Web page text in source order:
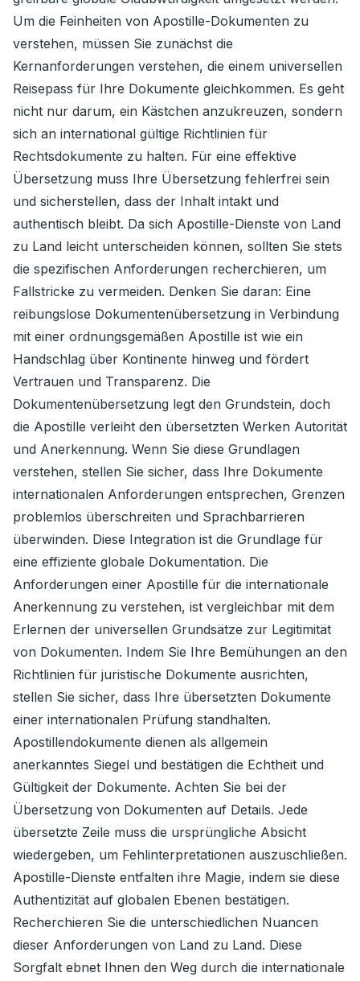
Um die Feinheiten von Apostille-Dokumenten zu
verstehen, müssen Sie zunächst die
Kernanforderungen verstehen, die einem universellen
Reisepass für Ihre Dokumente gleichkommen. Es geht
nicht nur darum, ein Kästchen anzukreuzen, sondern
sich an international gültige Richtlinien für
Rechtsdokumente zu halten. Für eine effektive
Übersetzung muss Ihre Übersetzung fehlerfrei sein
und sicherstellen, dass der Inhalt intakt und
authentisch bleibt. Da sich Apostille-Dienste von Land
zu Land leicht unterscheiden können, sollten Sie stets
die spezifischen Anforderungen recherchieren, um
Fallstricke zu vermeiden. Denken Sie daran: Eine
reibungslose Dokumentenübersetzung in Verbindung
mit einer ordnungsgemäßen Apostille ist wie ein
Handschlag über Kontinente hinweg und fördert
Vertrauen und Transparenz. Die
Dokumentenübersetzung legt den Grundstein, doch
die Apostille verleiht den übersetzten Werken Autorität
und Anerkennung. Wenn Sie diese Grundlagen
verstehen, stellen Sie sicher, dass Ihre Dokumente
internationalen Anforderungen entsprechen, Grenzen
problemlos überschreiten und Sprachbarrieren
überwinden. Diese Integration ist die Grundlage für
eine effiziente globale Dokumentation. Die
Anforderungen einer Apostille für die internationale
Anerkennung zu verstehen, ist vergleichbar mit dem
Erlernen der universellen Grundsätze zur Legitimität
von Dokumenten. Indem Sie Ihre Bemühungen an den
Richtlinien für juristische Dokumente ausrichten,
stellen Sie sicher, dass Ihre übersetzten Dokumente
einer internationalen Prüfung standhalten.
Apostillendokumente dienen als allgemein
anerkanntes Siegel und bestätigen die Echtheit und
Gültigkeit der Dokumente. Achten Sie bei der
Übersetzung von Dokumenten auf Details. Jede
übersetzte Zeile muss die ursprüngliche Absicht
wiedergeben, um Fehlinterpretationen auszuschließen.
Apostille-Dienste entfalten ihre Magie, indem sie diese
Authentizität auf globalen Ebenen bestätigen.
Recherchieren Sie die unterschiedlichen Nuancen
dieser Anforderungen von Land zu Land. Diese
Sorgfalt ebnet Ihnen den Weg durch die internationale